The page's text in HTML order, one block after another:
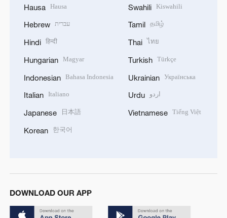
Hausa Hausa
Hebrew עברית
Hindi हिन्दी
Hungarian Magyar
Indonesian Bahasa Indonesia
Italian Italiano
Japanese 日本語
Korean 한국어
Swahili Kiswahili
Tamil தமிழ்
Thai ไทย
Turkish Türkçe
Ukrainian Українська
Urdu اردو
Vietnamese Tiếng Việt
DOWNLOAD OUR APP